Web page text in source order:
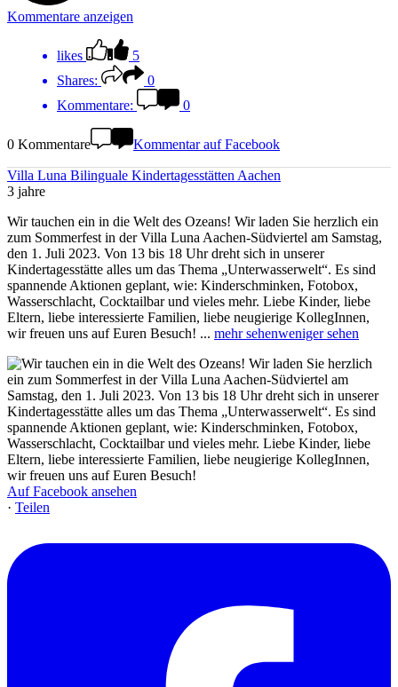
Kommentare anzeigen
likes
5
Shares:
0
Kommentare:
0
0 Kommentare Kommentar auf Facebook
Villa Luna Bilinguale Kindertagesstätten Aachen
3 jahre
Wir tauchen ein in die Welt des Ozeans! Wir laden Sie herzlich ein
zum Sommerfest in der Villa Luna Aachen-Südviertel am Samstag,
den 1. Juli 2023. Von 13 bis 18 Uhr dreht sich in unserer
Kindertagesstätte alles um das Thema „Unterwasserwelt“. Es sind
spannende Aktionen geplant, wie: Kinderschminken, Fotobox,
Wasserschlacht, Cocktailbar und vieles mehr. Liebe Kinder, liebe
Eltern, liebe interessierte Familien, liebe neugierige KollegInnen,
wir freuen uns auf Euren Besuch! ... mehr sehenweniger sehen
Auf Facebook ansehen
· Teilen